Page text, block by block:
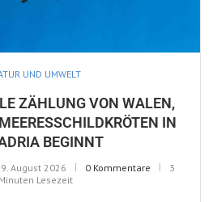
UND UMWELT
ZÄHLUNG VON WALEN,
IN
BEGINNT
9. August 2026 0 Kommentare
3
Minuten Lesezeit